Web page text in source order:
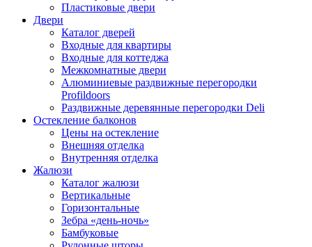
Пластиковые двери
Двери
Каталог дверей
Входные для квартиры
Входные для коттеджа
Межкомнатные двери
Алюминиевые раздвижные перегородки
Profildoors
Раздвижные деревянные перегородки Deli
Остекление балконов
Цены на остекление
Внешняя отделка
Внутренняя отделка
Жалюзи
Каталог жалюзи
Вертикальные
Горизонтальные
Зебра «день-ночь»
Бамбуковые